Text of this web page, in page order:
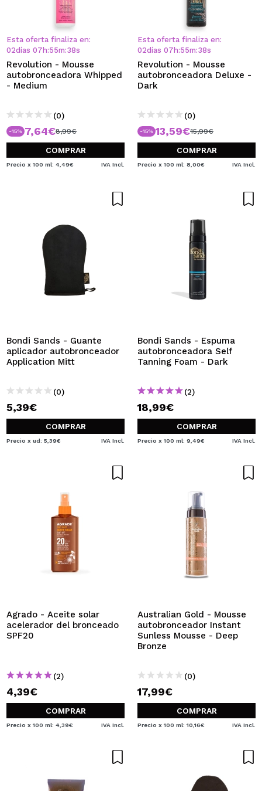
Esta oferta finaliza en:
02días 07 h:55m:38s
Revolution - Mousse
autobronceadora Whipped
- Medium
(0)
-15% 7,64€8,99€
COMPRAR
Precio x 100 ml: 4,49€ IVA Incl.
Esta oferta finaliza en:
02días 07 h:55m:38s
Revolution - Mousse
autobronceadora Deluxe -
Dark
(0)
-15% 13,59€15,99€
COMPRAR
Precio x 100 ml: 8,00€ IVA Incl.
Bondi Sands - Guante
aplicador autobronceador
Application Mitt
(0)
5,39€
COMPRAR
Precio x ud: 5,39€ IVA Incl.
Bondi Sands - Espuma
autobronceadora Self
Tanning Foam - Dark
(2)
18,99€
COMPRAR
Precio x 100 ml: 9,49€ IVA Incl.
Agrado - Aceite solar
acelerador del bronceado
SPF20
(2)
4,39€
COMPRAR
Precio x 100 ml: 4,39€ IVA Incl.
Australian Gold - Mousse
autobronceador Instant
Sunless Mousse - Deep
Bronze
(0)
17,99€
COMPRAR
Precio x 100 ml: 10,16€ IVA Incl.